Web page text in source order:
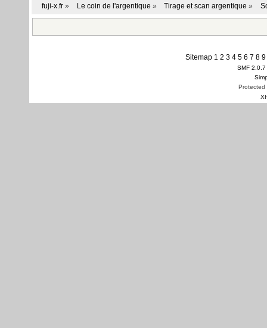
fuji-x.fr » Le coin de l'argentique » Tirage et scan argentique »
Sitemap 1 2 3 4 5 6 7 8 9
SMF 2.0.7